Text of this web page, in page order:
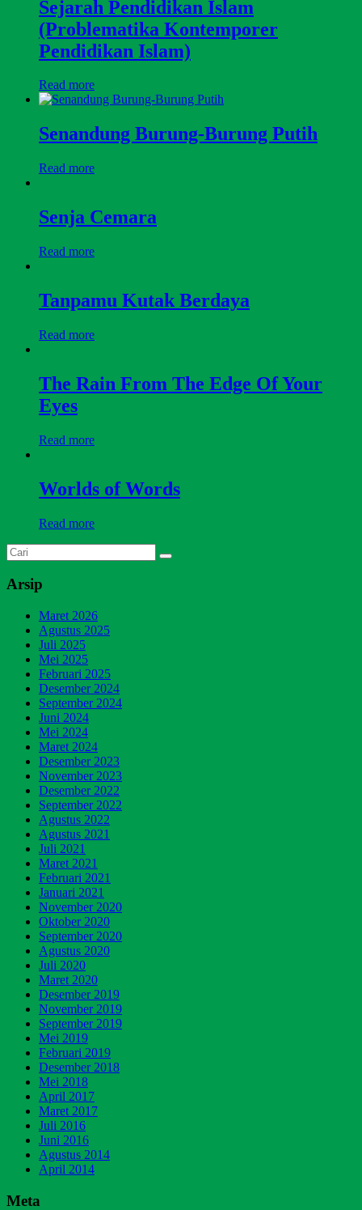
Sejarah Pendidikan Islam
(Problematika Kontemporer
Pendidikan Islam)
Read more
Senandung Burung-Burung Putih
Read more
Senja Cemara
Read more
Tanpamu Kutak Berdaya
Read more
The Rain From The Edge Of Your
Eyes
Read more
Worlds of Words
Read more
Arsip
Maret 2026
Agustus 2025
Juli 2025
Mei 2025
Februari 2025
Desember 2024
September 2024
Juni 2024
Mei 2024
Maret 2024
Desember 2023
November 2023
Desember 2022
September 2022
Agustus 2022
Agustus 2021
Juli 2021
Maret 2021
Februari 2021
Januari 2021
November 2020
Oktober 2020
September 2020
Agustus 2020
Juli 2020
Maret 2020
Desember 2019
November 2019
September 2019
Mei 2019
Februari 2019
Desember 2018
Mei 2018
April 2017
Maret 2017
Juli 2016
Juni 2016
Agustus 2014
April 2014
Meta